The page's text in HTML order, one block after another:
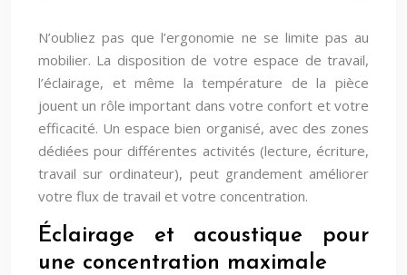
N’oubliez pas que l’ergonomie ne se limite pas au
mobilier. La disposition de votre espace de travail,
l’éclairage, et même la température de la pièce
jouent un rôle important dans votre confort et votre
efficacité. Un espace bien organisé, avec des zones
dédiées pour différentes activités (lecture, écriture,
travail sur ordinateur), peut grandement améliorer
votre flux de travail et votre concentration.
Éclairage et acoustique pour
une concentration maximale